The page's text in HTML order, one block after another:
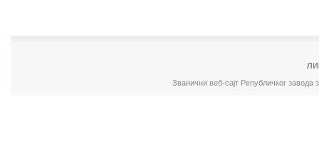
Званични веб-сајт Републичког